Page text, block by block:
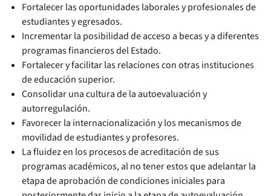
Fortalecer las oportunidades laborales y profesionales de
estudiantes y egresados.
Incrementar la posibilidad de acceso a becas y a diferentes
programas financieros del Estado.
Fortalecer y facilitar las relaciones con otras instituciones
de educación superior.
Consolidar una cultura de la autoevaluación y
autorregulación.
Favorecer la internacionalización y los mecanismos de
movilidad de estudiantes y profesores.
La fluidez en los procesos de acreditación de sus
programas académicos, al no tener estos que adelantar la
etapa de aprobación de condiciones iniciales para